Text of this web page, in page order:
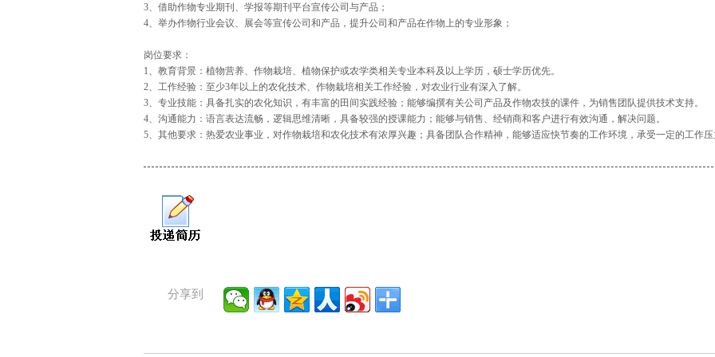
3、借助作物专业期刊、学报等期刊平台宣传公司与产品；
4、举办作物行业会议、展会等宣传公司和产品，提升公司和产品在作物上的专业形象；
岗位要求：
1、教育背景：植物营养、作物栽培、植物保护或农学类相关专业本科及以上学历，硕士学历优先。
2、工作经验：至少3年以上的农化技术、作物栽培相关工作经验，对农业行业有深入了解。
3、专业技能：具备扎实的农化知识，有丰富的田间实践经验；能够编撰有关公司产品及作物农技的课件，为销售团队提供技术支持。
4、沟通能力：语言表达流畅，逻辑思维清晰，具备较强的授课能力；能够与销售、经销商和客户进行有效沟通，解决问题。
5、其他要求：热爱农业事业，对作物栽培和农化技术有浓厚兴趣；具备团队合作精神，能够适应快节奏的工作环境，承受一定的工作压
分享到